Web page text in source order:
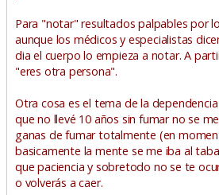
Para "notar" resultados palpables por
aunque los médicos y especialistas
dia el cuerpo lo empieza a notar. A
"eres otra persona".
Otra cosa es el tema de la
que no llevé 10 años sin fumar no se
ganas de fumar totalmente (en
basicamente la mente se me iba al
que paciencia y sobretodo no se te
o volverás a caer.